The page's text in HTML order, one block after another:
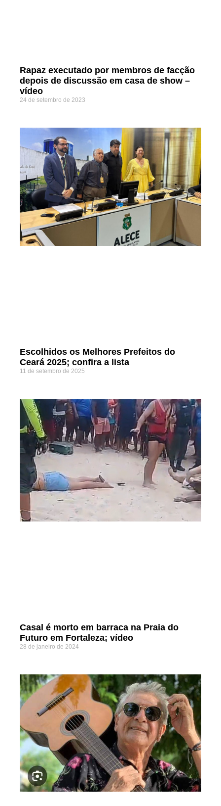
Rapaz executado por membros de facção
depois de discussão em casa de show –
vídeo
24 de setembro de 2023
Escolhidos os Melhores Prefeitos do
Ceará 2025; confira a lista
11 de setembro de 2025
Casal é morto em barraca na Praia do
Futuro em Fortaleza; vídeo
28 de janeiro de 2024